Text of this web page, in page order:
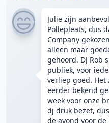
Julie zijn
Pollepleats, dus
Company
alleen maar
gehoord. DJ Rob
publiek, voor
verliep goed. Het
eerder bekend
week voor onze
dj druk bezet,
de avond voor